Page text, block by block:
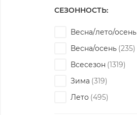
СЕЗОННОСТЬ:
Весна/лето/осень
Весна/осень
Всесезон
Зима
Лето